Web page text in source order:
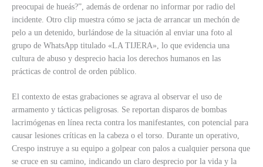
preocupai de hueás?”, además de ordenar no informar por radio del
incidente. Otro clip muestra cómo se jacta de arrancar un mechón de
pelo a un detenido, burlándose de la situación al enviar una foto al
grupo de WhatsApp titulado «LA TIJERA», lo que evidencia una
cultura de abuso y desprecio hacia los derechos humanos en las
prácticas de control de orden público.
El contexto de estas grabaciones se agrava al observar el uso de
armamento y tácticas peligrosas. Se reportan disparos de bombas
lacrimógenas en línea recta contra los manifestantes, con potencial para
causar lesiones críticas en la cabeza o el torso. Durante un operativo,
Crespo instruye a su equipo a golpear con palos a cualquier persona que
se cruce en su camino, indicando un claro desprecio por la vida y la